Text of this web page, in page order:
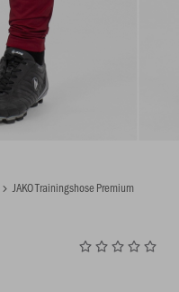
JAKO Trainingshose Premium